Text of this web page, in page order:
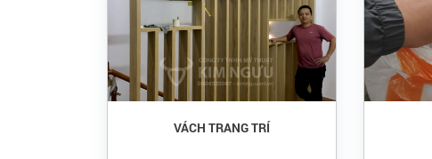
VÁCH TRANG TRÍ